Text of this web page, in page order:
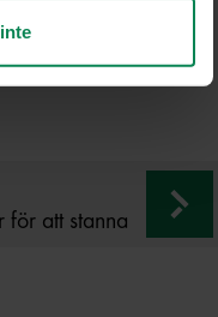
för att stanna